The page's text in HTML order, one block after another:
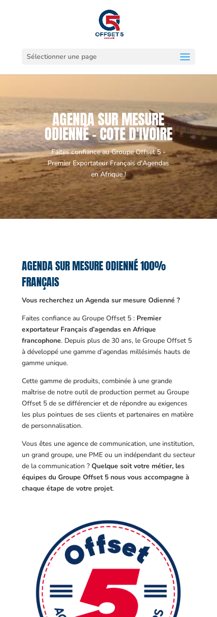
Sélectionner une page
AGENDA SUR MESURE
ODIENNÉ - COTE D'IVOIRE
Faites confiance au Groupe Offset 5 -
Premier Exportateur Français d'Agendas
en Afrique !
AGENDA SUR MESURE ODIENNÉ 100%
FRANÇAIS
Vous recherchez un Agenda sur mesure Odienné ?
Faites confiance au Groupe Offset 5 : Premier
exportateur Français d’agendas en Afrique
francophone. Depuis plus de 30 ans, le Groupe Offset 5
à développé une gamme d’agendas millésimés hauts de
gamme unique.
Cette gamme de produits, combinée à une grande
maîtrise de notre outil de production permet au Groupe
Offset 5 de se différencier et de répondre au exigences
les plus pointues de ses clients et partenaires en matière
de personnalisation.
Vous êtes une agence de communication, une institution,
un grand groupe, une PME ou un indépendant du secteur
de la communication ? Quelque soit votre métier, les
équipes du Groupe Offset 5 nous vous accompagne à
chaque étape de votre projet.